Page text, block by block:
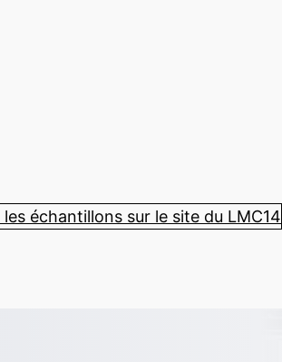
échantillons sur le site du LMC14